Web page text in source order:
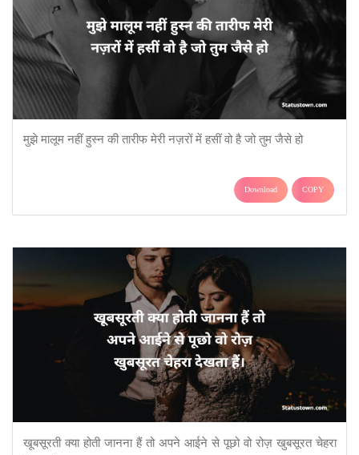
मुझे मालूम नहीं हुस्न की तारीफ मेरी नज़रों में हसीं वो है जो तुम जैसे हो
Download COPY
खूबसूरती क्या होती जानना हैं तो अपने आईने से पूछो वो रोज़ खुबसूरत चेहरा